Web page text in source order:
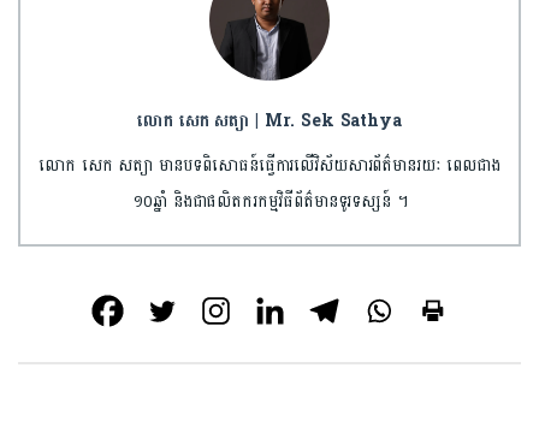
លោក សេក សត្យា | Mr. Sek Sathya
លោក សេក សត្យា មានបទពិសោធន៍ធ្វើការលើវិស័យសារព័ត៌មានរយៈ ពេលជាង
១០ឆ្នាំ និងជាផលិតករកម្មវិធីព័ត៌មានទូរទស្សន៍ ។